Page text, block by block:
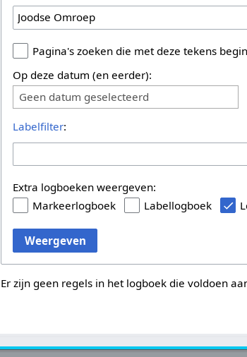
Pagina's zoeken die met deze tekens
Op deze datum (en eerder):
Geen datum geselecteerd
Labelfilter:
Extra logboeken weergeven:
Markeerlogboek
Labellogboek
Weergeven
Er zijn geen regels in het logboek die voldoen